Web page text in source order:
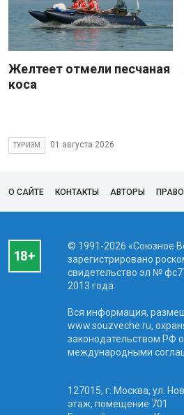
Желтеет отмели песчаная
коса
ТУРИЗМ 01 августа 2026
О САЙТЕ КОНТАКТЫ АВТОРЫ
© 1991-2026 «Союзное
зарегистрировано
свидетельство эл №
2013 года.
Вся информация,
www.souzveche.ru,
законодательством РФ
международными
127015, г. Москва, ул.
этаж, помещение 701